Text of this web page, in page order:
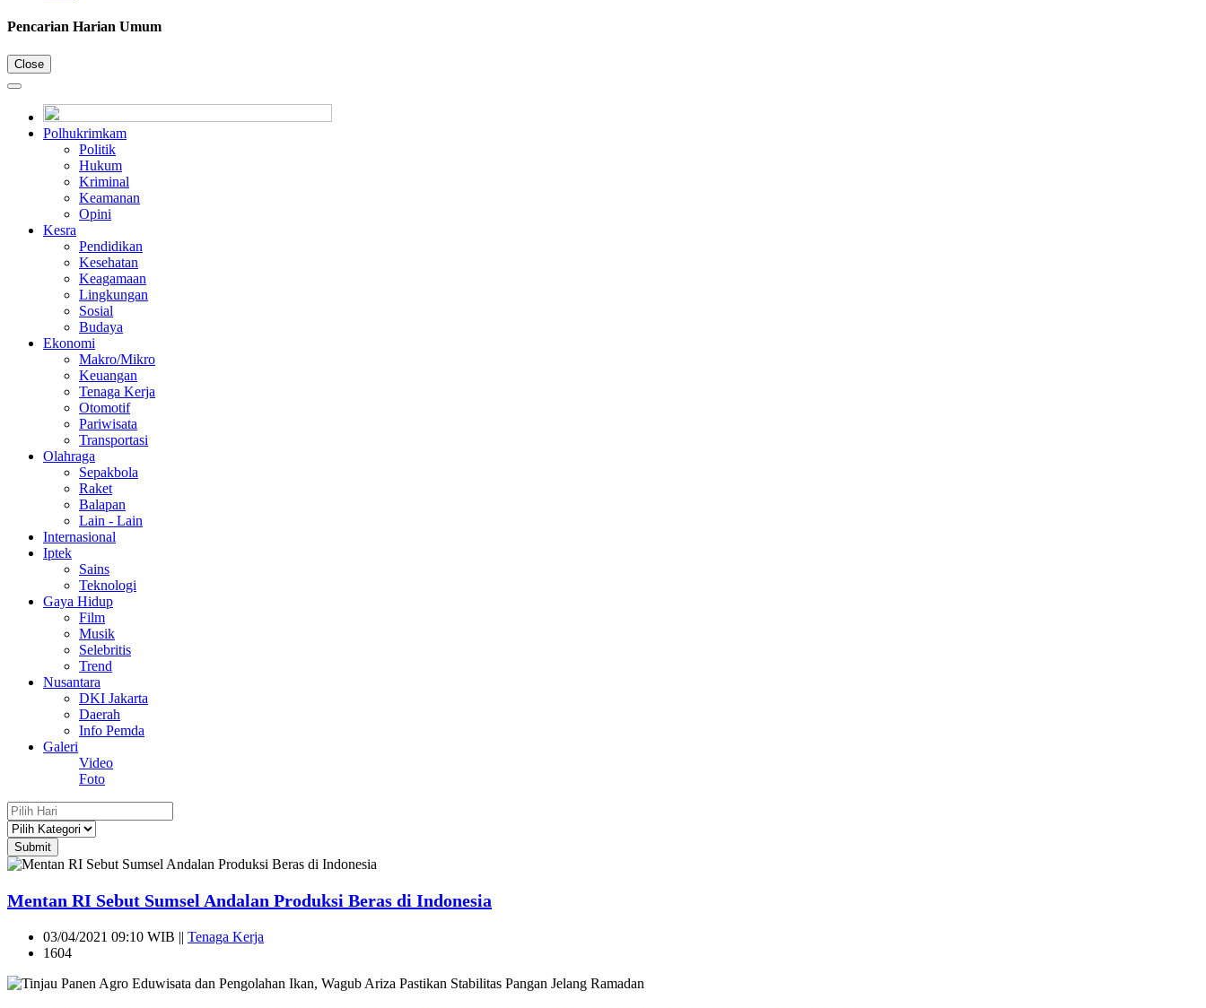
Pencarian Harian Umum
Close
Polhukrimkam
Politik
Hukum
Kriminal
Keamanan
Opini
Kesra
Pendidikan
Kesehatan
Keagamaan
Lingkungan
Sosial
Budaya
Ekonomi
Makro/Mikro
Keuangan
Tenaga Kerja
Otomotif
Pariwisata
Transportasi
Olahraga
Sepakbola
Raket
Balapan
Lain - Lain
Internasional
Iptek
Sains
Teknologi
Gaya Hidup
Film
Musik
Selebritis
Trend
Nusantara
DKI Jakarta
Daerah
Info Pemda
Galeri
Video
Foto
Submit
Mentan RI Sebut Sumsel Andalan Produksi Beras di Indonesia
03/04/2021 09:10 WIB || Tenaga Kerja
1604